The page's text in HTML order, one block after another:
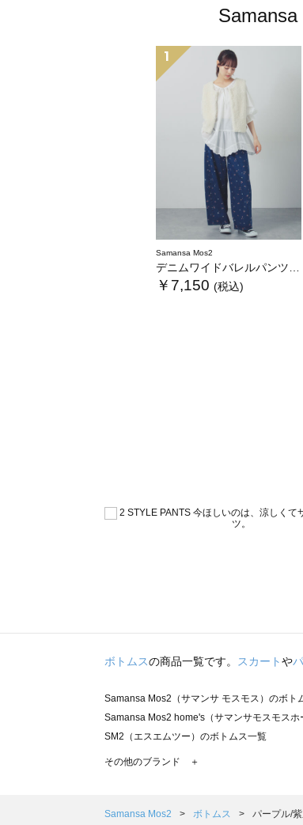
1
Samansa Mos2
デニムワイドバレルパンツ〈WEB限定SS・XLサイズ〉
￥7,150 (税込)
ボトムスの商品一覧です。 スカートや
Samansa Mos2（サマンサ モスモス）のボト
Samansa Mos2 home's（サマンサモスモス
SM2（エスエムツー）のボトムス一覧
TSUHARU by Samansa Mos2（ツハルバイサ
Samansa Mos2 Lagom（サマンサモスモス ラ
その他のブランド ＋
Samansa Mos2 ボトムス パープル/